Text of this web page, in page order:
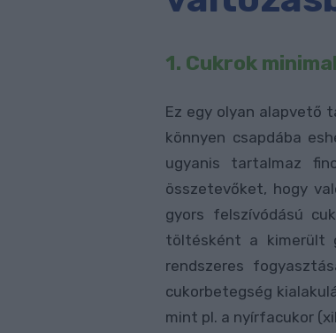
1. Cukrok
Ez egy olyan alapvető
könnyen csapdába
ugyanis tartalmaz
összetevőket, hogy
gyors felszívódású
töltésként a kimerült
rendszeres
cukorbetegség
mint pl. a nyírfacukor